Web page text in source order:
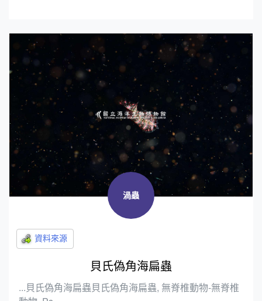
渦蟲
貝氏偽角海扁蟲
...貝氏偽角海扁蟲貝氏偽角海扁蟲, 無脊椎動物-無脊椎